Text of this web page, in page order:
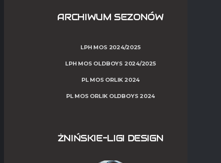
ARCHIWUM SEZONÓW
LPH MOS 2024/2025
LPH MOS OLDBOYS 2024/2025
PL MOS ORLIK 2024
PL MOS ORLIK OLDBOYS 2024
ŻNIŃSKIE-LIGI DESIGN